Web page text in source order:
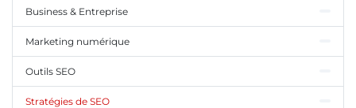
Business & Entreprise
Marketing numérique
Outils SEO
Stratégies de SEO